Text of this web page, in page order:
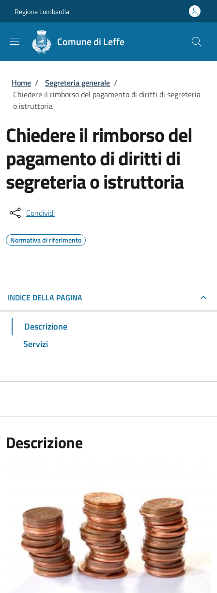
Regione Lombardia
Comune di Leffe
Briciole di pane
Home / Segreteria generale /
Chiedere il rimborso del pagamento di diritti di segreteria
o istruttoria
Chiedere il rimborso del
pagamento di diritti di
segreteria o istruttoria
Condividi
Normativa di riferimento
INDICE DELLA PAGINA
Descrizione
Servizi
Descrizione